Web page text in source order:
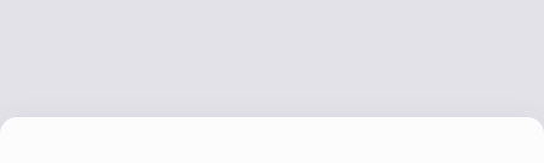
betci girişbetci girişhiltonbet yeni giriş